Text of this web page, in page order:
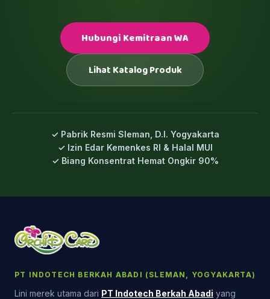
Hubungi Kemitraan WA
Lihat Katalog Produk
✓ Pabrik Resmi Sleman, D.I. Yogyakarta
✓ Izin Edar Kemenkes RI & Halal MUI
✓ Biang Konsentrat Hemat Ongkir 90%
PT INDOTECH BERKAH ABADI (SLEMAN, YOGYAKARTA)
Lini merek utama dari PT Indotech Berkah Abadi yang